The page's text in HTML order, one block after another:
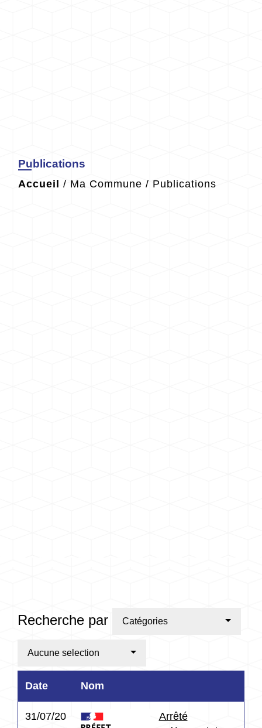
Publications
Accueil / Ma Commune / Publications
Recherche par Catégories
Aucune selection
Date Nom
31/07/20
Arrêté